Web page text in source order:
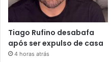
Tiago Rufino desabafa
após ser expulso de casa
4 horas atrás